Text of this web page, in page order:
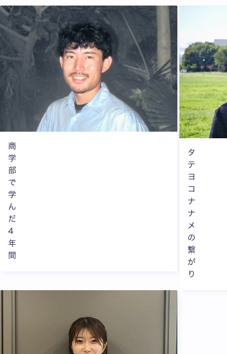
商
学
部
で
学
ん
だ
4
年
間
タ
テ
ヨ
コ
ナ
ナ
メ
の
繋
が
り